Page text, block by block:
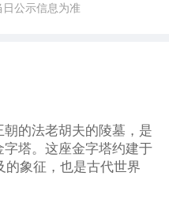
公示信息为准
的法老胡夫的陵墓，是
塔。这座金字塔约建于
的象征，也是古代世界